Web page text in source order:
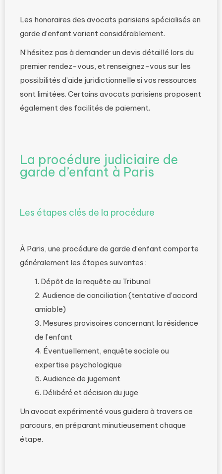
Les honoraires des avocats parisiens spécialisés en
garde d’enfant varient considérablement.
N’hésitez pas à demander un devis détaillé lors du
premier rendez-vous, et renseignez-vous sur les
possibilités d’aide juridictionnelle si vos ressources
sont limitées. Certains avocats parisiens proposent
également des facilités de paiement.
La procédure judiciaire de
garde d’enfant à Paris
Les étapes clés de la procédure
À Paris, une procédure de garde d’enfant comporte
généralement les étapes suivantes :
Dépôt de la requête au Tribunal
Audience de conciliation (tentative d’accord
amiable)
Mesures provisoires concernant la résidence
de l’enfant
Éventuellement, enquête sociale ou
expertise psychologique
Audience de jugement
Délibéré et décision du juge
Un avocat expérimenté vous guidera à travers ce
parcours, en préparant minutieusement chaque
étape.